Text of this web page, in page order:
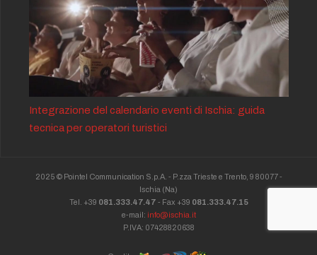
Integrazione del calendario eventi di Ischia: guida
tecnica per operatori turistici
2025 © Pointel Communication S.p.A. - P.zza Trieste e Trento, 9 80077 -
Ischia (Na)
Tel. +39 081.333.47.47 - Fax +39 081.333.47.15
e-mail: info@ischia.it
P.IVA: 07428820638